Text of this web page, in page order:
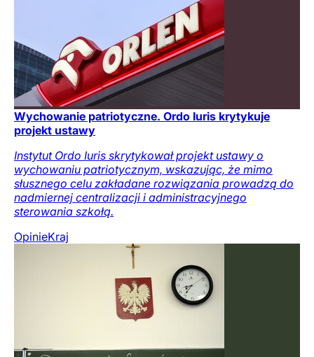
Wychowanie patriotyczne. Ordo Iuris krytykuje
projekt ustawy
Instytut Ordo Iuris skrytykował projekt ustawy o
wychowaniu patriotycznym, wskazując, że mimo
słusznego celu zakładane rozwiązania prowadzą do
nadmiernej centralizacji i administracyjnego
sterowania szkołą.
OpinieKraj